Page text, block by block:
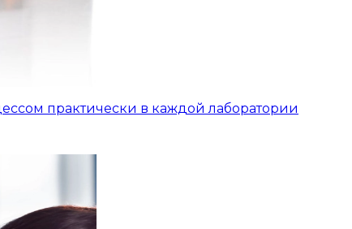
практически в каждой лаборатории